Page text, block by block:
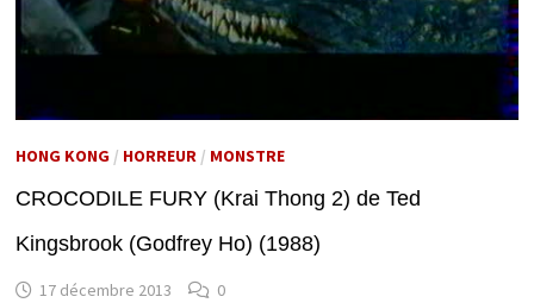
HONG KONG/ HORREUR/ MONSTRE
CROCODILE FURY (Krai Thong 2) de Ted
Kingsbrook (Godfrey Ho) (1988)
17 décembre 2013 0